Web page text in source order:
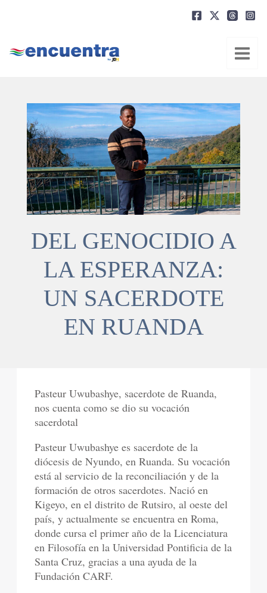
DEL GENOCIDIO A
LA ESPERANZA:
UN SACERDOTE
EN RUANDA
Pasteur Uwubashye, sacerdote de Ruanda,
nos cuenta como se dio su vocación
sacerdotal
Pasteur Uwubashye es sacerdote de la
diócesis de Nyundo, en Ruanda. Su vocación
está al servicio de la reconciliación y de la
formación de otros sacerdotes. Nació en
Kigeyo, en el distrito de Rutsiro, al oeste del
país, y actualmente se encuentra en Roma,
donde cursa el primer año de la Licenciatura
en Filosofía en la Universidad Pontificia de la
Santa Cruz, gracias a una ayuda de la
Fundación CARF.